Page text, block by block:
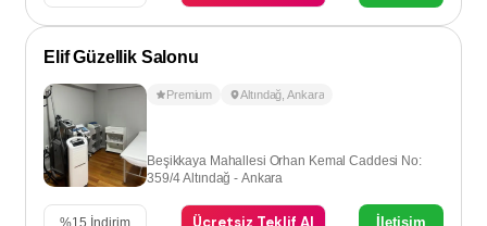
Elif Güzellik Salonu
Premium Altındağ ,Ankara
Beşikkaya Mahallesi Orhan Kemal Caddesi No:
359/4 Altındağ - Ankara
%15 İndirim İletişim